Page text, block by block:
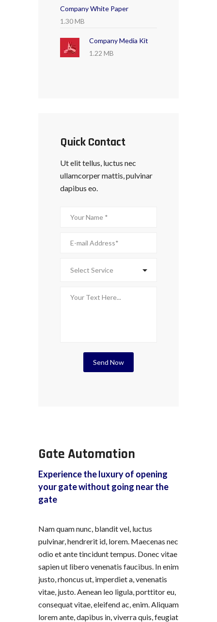
Company White Paper
1.30 MB
Company Media Kit
1.22 MB
Quick Contact
Ut elit tellus, luctus nec
ullamcorper mattis, pulvinar
dapibus eo.
Gate Automation
Experience the luxury of opening
your gate without going near the
gate
Nam quam nunc, blandit vel, luctus
pulvinar, hendrerit id, lorem. Maecenas nec
odio et ante tincidunt tempus. Donec vitae
sapien ut libero venenatis faucibus. In enim
justo, rhoncus ut, imperdiet a, venenatis
vitae, justo. Aenean leo ligula, porttitor eu,
consequat vitae, eleifend ac, enim. Aliquam
lorem ante, dapibus in, viverra quis, feugiat